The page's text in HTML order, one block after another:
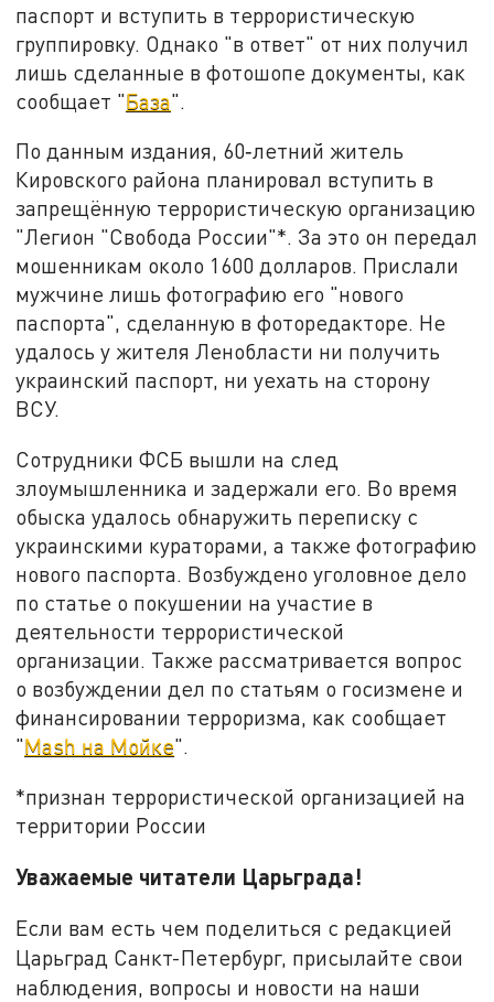
паспорт и вступить в террористическую
группировку. Однако "в ответ" от них получил
лишь сделанные в фотошопе документы, как
сообщает "База".
По данным издания, 60‑летний житель
Кировского района планировал вступить в
запрещённую террористическую организацию
"Легион "Свобода России"*. За это он передал
мошенникам около 1600 долларов. Прислали
мужчине лишь фотографию его "нового
паспорта", сделанную в фоторедакторе. Не
удалось у жителя Ленобласти ни получить
украинский паспорт, ни уехать на сторону
ВСУ.
Сотрудники ФСБ вышли на след
злоумышленника и задержали его. Во время
обыска удалось обнаружить переписку с
украинскими кураторами, а также фотографию
нового паспорта. Возбуждено уголовное дело
по статье о покушении на участие в
деятельности террористической
организации. Также рассматривается вопрос
о возбуждении дел по статьям о госизмене и
финансировании терроризма, как сообщает
"Mash на Мойке".
*признан террористической организацией на
территории России
Уважаемые читатели Царьграда!
Если вам есть чем поделиться с редакцией
Царьград Санкт-Петербург, присылайте свои
наблюдения, вопросы и новости на наши